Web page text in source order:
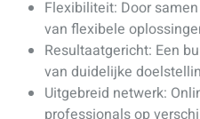
Flexibiliteit: Door
van flexibele
Resultaatgericht: Een
van duidelijke
Uitgebreid netwerk:
professionals op